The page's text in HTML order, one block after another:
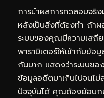
การนำผลการทดสอบจริ
หลังเป็นสิ่งที่ต้องทำ ถ้า
ระบบของคุณมีความเสถีย
พารามิเตอร์ให้เข้ากับข้
กันมาก แสดงว่าระบบขอ
ข้อมูลอดีตมาเกินไปจนไ
ปัจจุบันได้ คุณต้องย้อนกลั